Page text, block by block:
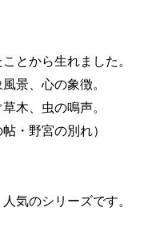
とから生れました。
景、心の象徴。
木、虫の鳴声。
・野宮の別れ）
気のシリーズです。